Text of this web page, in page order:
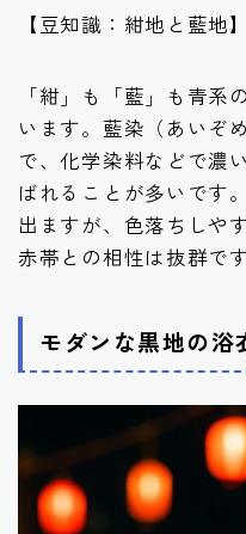
【豆知識：紺地と藍地】
「紺」も「藍」も青系
います。藍染（あいぞ
で、化学染料などで濃
ばれることが多いです
出ますが、色落ちしや
赤帯との相性は抜群です
モダンな黒地の浴